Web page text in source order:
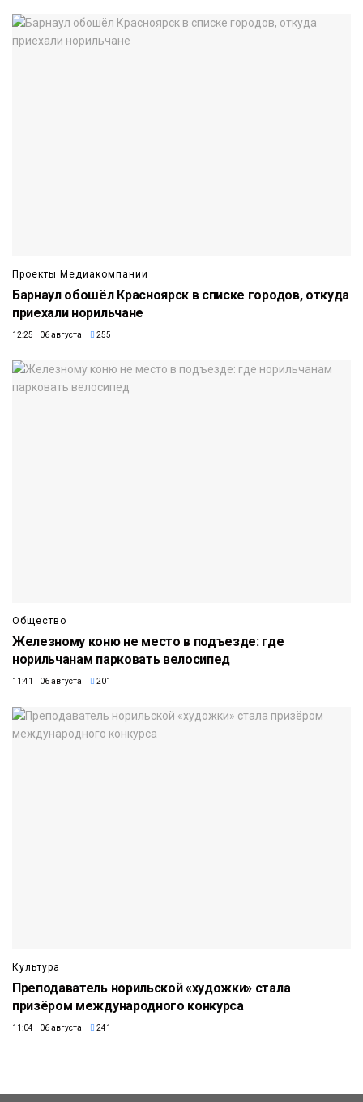
Проекты Медиакомпании
Барнаул обошёл Красноярск в списке городов, откуда
приехали норильчане
12:25 06 августа 255
Общество
Железному коню не место в подъезде: где
норильчанам парковать велосипед
11:41 06 августа 201
Культура
Преподаватель норильской «художки» стала
призёром международного конкурса
11:04 06 августа 241